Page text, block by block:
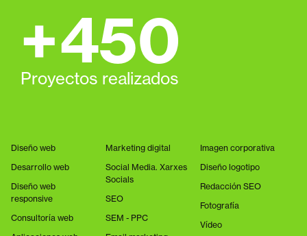
+450
Proyectos realizados
Diseño web
Desarrollo web
Diseño web
responsive
Consultoría web
Marketing digital
Social Media. Xarxes
Socials
SEO
SEM - PPC
Imagen corporativa
Diseño logotipo
Redacción SEO
Fotografía
Vídeo